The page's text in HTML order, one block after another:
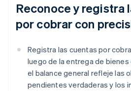
Reconoce y registra
por cobrar con
Registra las cuentas por
luego de la entrega de
el balance general refleje las
pendientes verdaderas y los